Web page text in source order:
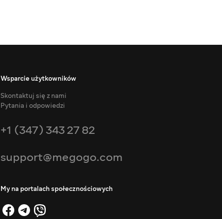
Wsparcie użytkowników
Skontaktuj się z nami
Pytania i odpowiedzi
+1 (347) 343 27 82
support@megogo.com
My na portalach społecznościowych